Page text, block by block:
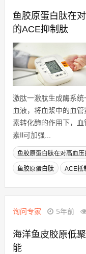
鱼胶原蛋白肽在
的ACE抑制肽
激肽一激肽生成酶系
血液，将血浆中的血
素转化酶的作用下，
素Il可加强...
鱼胶原蛋白肽在对高血压
鱼胶原蛋白肽 ACE抵
询问专家 5年前
海洋鱼皮胶原低
能